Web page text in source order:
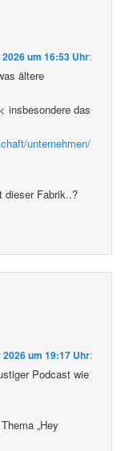
um 16:53 Uhr:
ältere
insbesondere das
unternehmen/
dieser Fabrik..?
2026 um 19:17 Uhr:
Podcast wie
„Hey